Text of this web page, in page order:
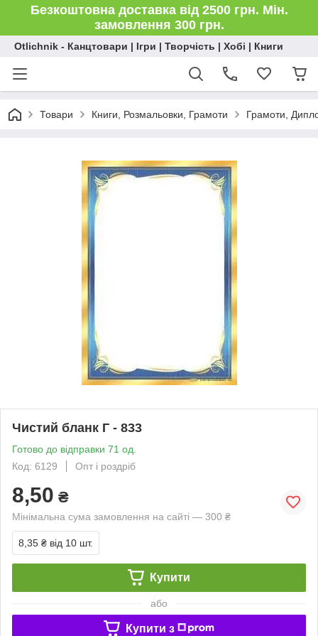
Безкоштовна доставка від 2500 грн. Мін.
замовлення 300 грн.
Otlichnik - Канцтовари | Ігри | Творчість | Хобі | Книги
Товари Книги, Розмальовки, Грамоти Грамоти,
Чистий бланк Г - 833
Готово до відправки 71 од.
Код: 6129
Опт і роздріб
8,50 ₴
Мінімальна сума замовлення на сайті — 300 ₴
8,35 ₴ від 10 шт.
Купити
або
Купити з